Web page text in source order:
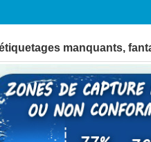
manquants,